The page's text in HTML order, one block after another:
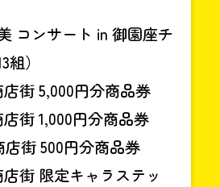
コンサート in 御園座チ
）
街 5,000円分商品券
街 1,000円分商品券
街 500円分商品券
街 限定キャラステッ